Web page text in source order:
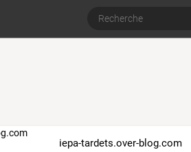
iepa-tardets.over-blog.com